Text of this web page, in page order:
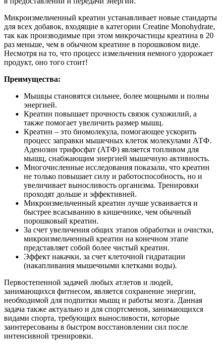
Микроизмельченный креатин устанавливает новые стандарты
для всех добавок, входящие в категории Creatine Monohydrate,
так как производимые при этом микрочастицы креатина в 20
раз меньше, чем в обычном креатине в порошковом виде.
Несмотря на то, что процесс измельчения немного удорожает
продукт, оно того стоит!
Преимущества:
Мышцы становятся сильнее, более мощными и полны
энергией.
Креатин повышает прочность связок сухожилий, а
также помогает увеличить размер мышц.
Креатин – это биомолекула, помогающее ускорить
процесс заправки мышечных клеток молекулами АТФ.
Аденозин трифосфат (АТФ) является топливом для
мышц, снабжающим энергией мышечную активность.
Многочисленные исследования показали, что креатин
не только повышает силу и работоспособность, но и
увеличивает выносливость организма. Тренировки
проходят дольше и эффективней.
Микроизмельченный креатин лучше усваивается и
быстрее всасыванию в кишечнике, чем обычный
порошковый креатин.
За счет увеличения общих этапов обработки и очистки,
микроизмельченный креатин на конечном этапе
представляет собой более чистый креатин.
Эффект накачки, за счет клеточной гидратации
(накапливания мышечными клетками воды).
Первостепенной задачей любых атлетов и людей,
занимающихся фитнесом, является сохранение энергии,
необходимой для подпитки мышц и работы мозга. Данная
задача также актуально и для спортсменов, занимающихся
видами спорта, требующих выносливости, которые
заинтересованы в быстром восстановлении сил после
интенсивной тренировки.